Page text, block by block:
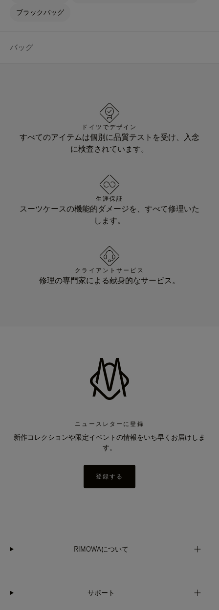
ブラックバッグ
バッグ
ドイツでデザイン
すべてのアイテムは個別に品質テストを受け、入念
に検査されています。
生涯保証
スーツケースの機能的ダメージを、すべて修理いた
します。
クライアントサービス
修理の専門家による献身的なサービス。
ニュースレターに登録
新作コレクションや限定イベントの情報をいち早くお届けしま
す。
登録する
RIMOWAについて
サポート